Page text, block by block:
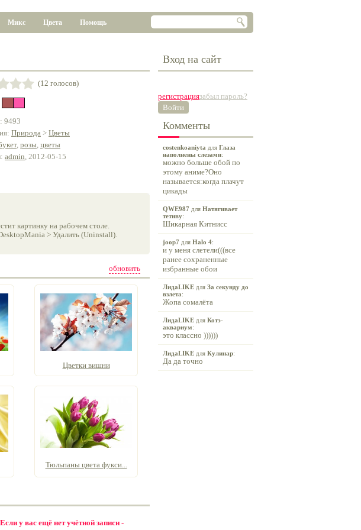
Микс Цвета Помощь
(12 голосов)
9493
Природа > Цветы
, розы, цветы
admin, 2012-05-15
картинку на рабочем столе.
> Удалить (Uninstall).
обновить
Цветки вишни
Тюльпаны цвета фукси...
у вас ещё нет учётной записи -
Вход на сайт
регистрациязабыл пароль?
Войти
Комменты
costenkoaniyta для Глаза
наполнены слезами:
можно больше обой по
этому аниме?Оно
называется:когда плачут
цикады
QWE987 для Натягивает
тетиву:
Шикарная Китнисс
joop7 для Halo 4:
и у меня слетели(((все
ранее сохраненные
избранные обои
ЛидаLIKE для За секунду до
взлета:
Жопа сомалёта
ЛидаLIKE для Котэ-
аквариум:
это классно ))))))
ЛидаLIKE для Кулинар:
Да да точно